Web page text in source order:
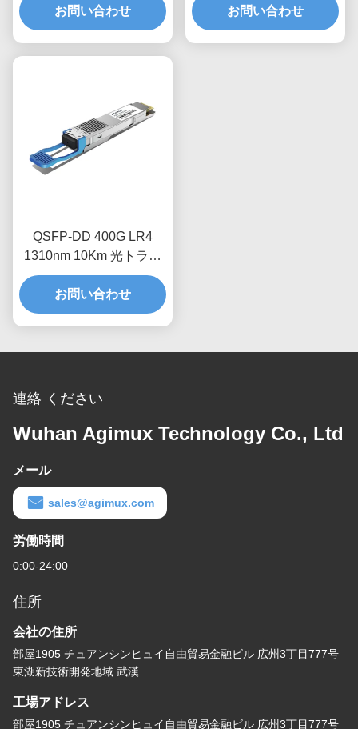
お問い合わせ
ル
お問い合わせ
QSFP-DD 400G LR4
1310nm 10Km 光トラン
シーバモジュール
お問い合わせ
連絡 ください
Wuhan Agimux Technology Co., Ltd
メール
sales@agimux.com
労働時間
0:00-24:00
住所
会社の住所
部屋1905 チュアンシンヒュイ自由貿易金融ビル 広州3丁目777号
東湖新技術開発地域 武漢
工場アドレス
部屋1905 チュアンシンヒュイ自由貿易金融ビル 広州3丁目777号